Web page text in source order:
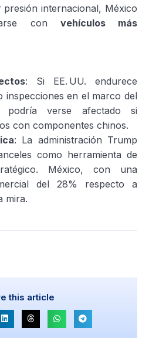
internacional, México
con vehículos más
: Si EE. UU. endurece
inspecciones en el marco del
podría verse afectado si
con componentes chinos.
: La administración Trump
como herramienta de
México, con una
del 28% respecto a
mira.
this article